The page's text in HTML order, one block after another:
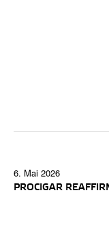
6. Mai 2026
PROCIGAR